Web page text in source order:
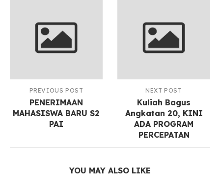
PREVIOUS POST
PENERIMAAN
MAHASISWA BARU S2
PAI
NEXT POST
Kuliah Bagus
Angkatan 20, KINI
ADA PROGRAM
PERCEPATAN
YOU MAY ALSO LIKE
Kuliah Murah 11 jutaan